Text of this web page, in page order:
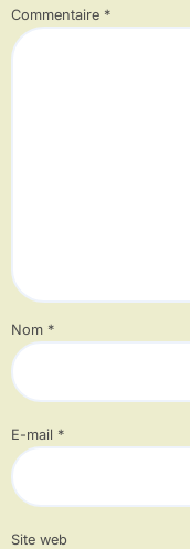
Commentaire *
Nom *
E-mail *
Site web